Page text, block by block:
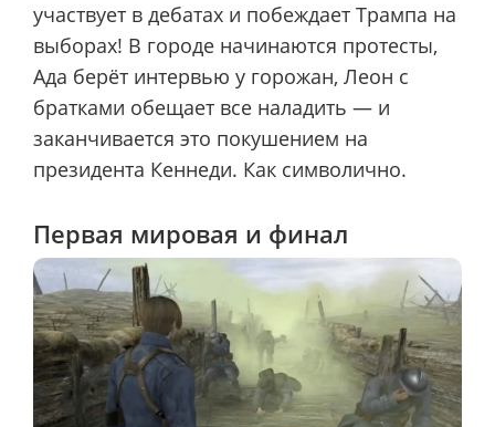
участвует в дебатах и побеждает Трампа на
выборах! В городе начинаются протесты,
Ада берёт интервью у горожан, Леон с
братками обещает все наладить — и
заканчивается это покушением на
президента Кеннеди. Как символично.
Первая мировая и финал